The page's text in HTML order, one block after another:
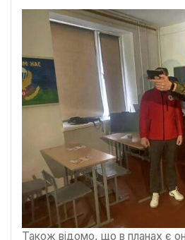
Також відомо, що в планах є